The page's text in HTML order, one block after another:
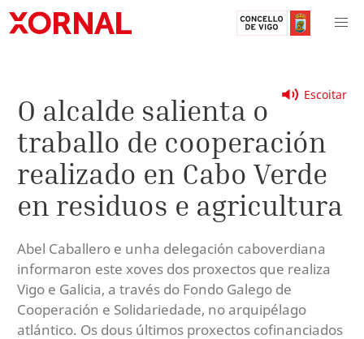
Escoitar
O alcalde salienta o
traballo de cooperación
realizado en Cabo Verde
en residuos e agricultura
Abel Caballero e unha delegación caboverdiana
informaron este xoves dos proxectos que realiza
Vigo e Galicia, a través do Fondo Galego de
Cooperación e Solidariedade, no arquipélago
atlántico. Os dous últimos proxectos cofinanciados